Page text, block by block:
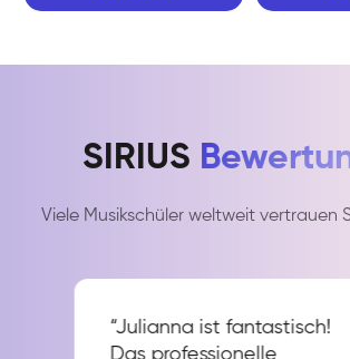
SIRIUS
Viele Musikschüler weltweit vertrauen
“Julianna ist fantastisch!
Das professionelle